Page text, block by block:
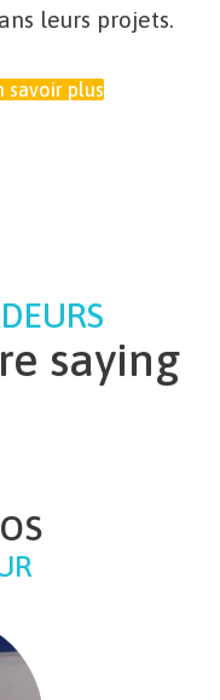
leurs projets.
savoir plus
saying